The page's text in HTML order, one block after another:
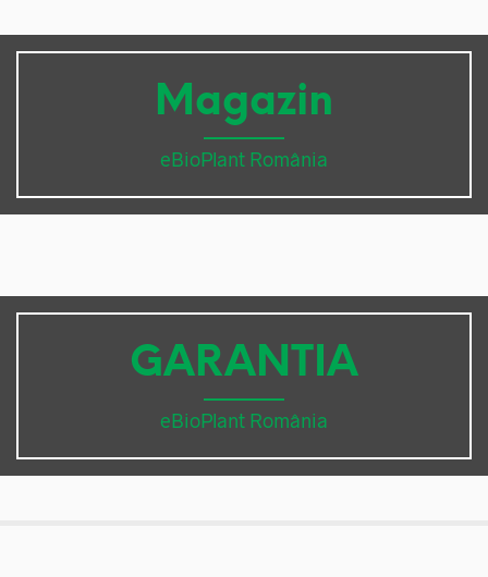
Magazin
eBioPlant România
GARANTIA
eBioPlant România